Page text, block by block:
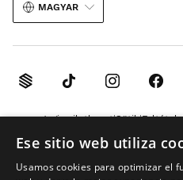
MAGYAR
Jogi nyilatkozat Sütik
© 2026
Ese sitio web utiliza
Usamos cookies para optimizar el